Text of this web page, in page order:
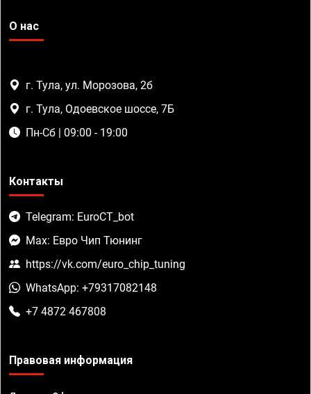
О нас
г. Тула, ул. Морозова, 2б
г. Тула, Одоевское шоссе, 7Б
Пн-Сб | 09:00 - 19:00
Контакты
Telegram: EuroCT_bot
Max: Евро Чип Тюнинг
https://vk.com/euro_chip_tuning
WhatsApp: +79317082148
+7 4872 467808
Правовая информация